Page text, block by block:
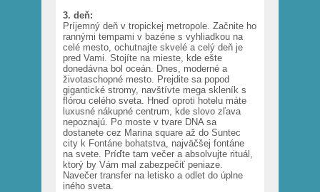
3. deň:
Príjemný deň v tropickej metropole. Začnite ho
rannými tempami v bazéne s vyhliadkou na
celé mesto, ochutnajte skvelé a celý deň je
pred Vami. Stojíte na mieste, kde ešte
donedávna bol oceán. Dnes, moderné a
životaschopné mesto. Prejdite sa popod
gigantické stromy, navštívte mega skleník s
flórou celého sveta. Hneď oproti hotelu máte
luxusné nákupné centrum, kde slovo zľava
nepoznajú. Po moste v tvare DNA sa
dostanete cez Marina square až do Suntec
city k Fontáne bohatstva, najväčšej fontáne
na svete. Príďte tam večer a absolvujte rituál,
ktorý by Vám mal zabezpečiť peniaze.
Navečer transfer na letisko a odlet do úplne
iného sveta.